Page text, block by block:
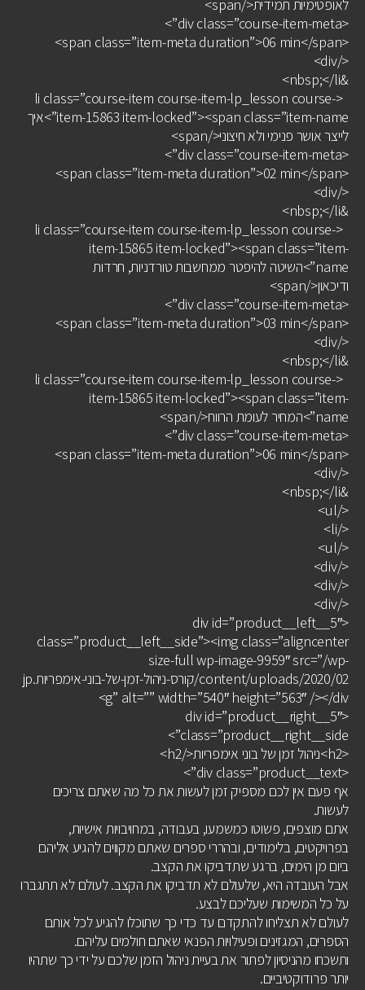
לאופטימיות תמידית</span>
<div class=”course-item-meta”>
<span class=”item-meta duration”>06 min</span>
</div>
&nbsp;</li>
<li class=”course-item course-item-lp_lesson course-
item-15863 item-locked”><span class=”item-name”>איך
לייצר אושר פנימי ולא חיצוני</span>
<div class=”course-item-meta”>
<span class=”item-meta duration”>02 min</span>
</div>
&nbsp;</li>
<li class=”course-item course-item-lp_lesson course-
item-15865 item-locked”><span class=”item-
name”>השיטה להיפטר ממחשבות טורדניות, חרדות
ודיכאון</span>
<div class=”course-item-meta”>
<span class=”item-meta duration”>03 min</span>
</div>
&nbsp;</li>
<li class=”course-item course-item-lp_lesson course-
item-15865 item-locked”><span class=”item-
name”>המחיר לעומת הרווח</span>
<div class=”course-item-meta”>
<span class=”item-meta duration”>06 min</span>
</div>
&nbsp;</li>
</ul>
</li>
</ul>
</div>
</div>
</div>
<div id=”product__left__5″
class=”product__left__side”><img class=”aligncenter
size-full wp-image-9959″ src=”/wp-
content/uploads/2020/02/קורס-ניהול-זמן-של-בוני-אימפריות.jp
g” alt=”” width=”540″ height=”563″ /></div>
<div id=”product__right__5″
class=”product__right__side”>
<h2>ניהול זמן של בוני אימפריות</h2>
<div class=”product__text”>
אף פעם אין לכם מספיק זמן לעשות את כל מה שאתם צריכים
לעשות.
אתם מוצפים, פשוטו כמשמעו, בעבודה, במחויבויות אישיות,
בפרויקטים, בלימודים, ובהררי ספרים שאתם מקווים להגיע אליהם
ביום מן הימים, ברגע שתדביקו את הקצב.
אבל העובדה היא, שלעולם לא תדביקו את הקצב. לעולם לא תתגברו
על כל המשימות שעליכם לבצע.
לעולם לא תצליחו להתקדם עד כדי כך שתוכלו להגיע לכל אותם
הספרים, המגזינים ופעילויות הפנאי שאתם חולמים עליהם.
ותשכחו מהניסיון לפתור את בעיית ניהול הזמן שלכם על ידי כך שתהיו
יותר פרודוקטיביים.